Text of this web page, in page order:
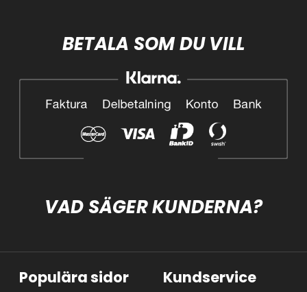
BETALA SOM DU VILL
VAD SÄGER KUNDERNA?
Populära sidor Kundservice